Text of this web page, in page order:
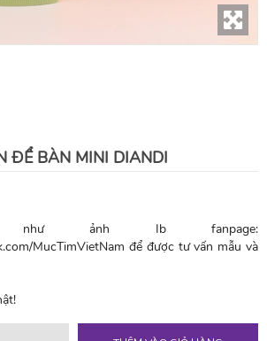
ĐỂ BÀN MINI DIANDI
như ảnh Ib fanpage:
MucTimVietNam để được tư vấn mẫu và